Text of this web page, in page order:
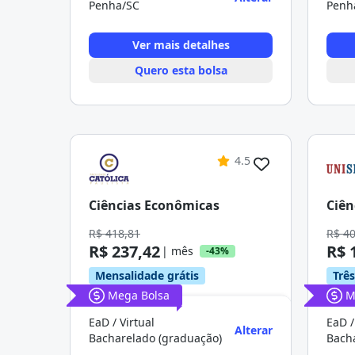
Penha/SC
Ver mais detalhes
Quero esta bolsa
4.5
Ciências Econômicas
R$ 418,81
R$ 237,42 | mês -43%
Mensalidade grátis
Mega Bolsa
EaD / Virtual
Bacharelado (graduação)
Alterar
R$
R$
EaD